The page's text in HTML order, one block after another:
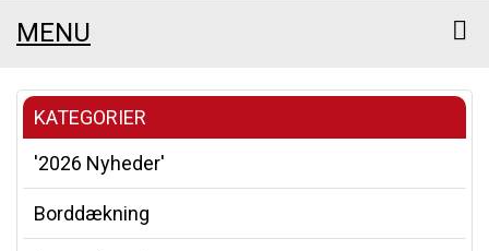
MENU
KATEGORIER
'2026 Nyheder'
Borddækning